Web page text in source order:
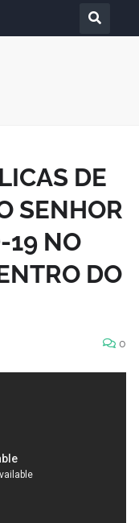
DE
SENHOR
19 NO
DO
0